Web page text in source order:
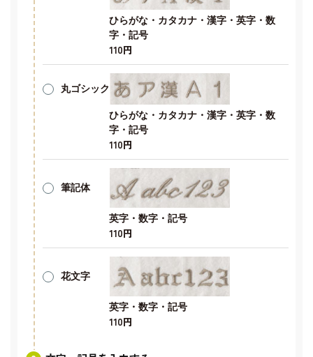
ひらがな・カタカナ・漢字・英字・数
字・記号
110円
丸ゴシック
ひらがな・カタカナ・漢字・英字・数
字・記号
110円
筆記体
英字・数字・記号
110円
花文字
英字・数字・記号
110円